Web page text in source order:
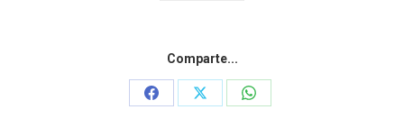
Comparte...
Share
Share
Share